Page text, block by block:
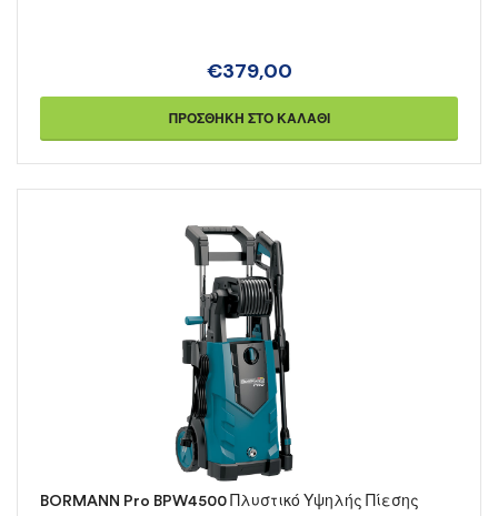
€379,00
ΠΡΟΣΘΉΚΗ ΣΤΟ ΚΑΛΆΘΙ
BORMANN Pro BPW4500 Πλυστικό Υψηλής Πίεσης